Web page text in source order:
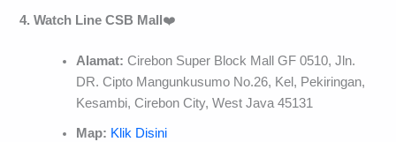
4. Watch Line CSB Mall ❤️
Alamat: Cirebon Super Block Mall GF 0510, Jln.
DR. Cipto Mangunkusumo No.26, Kel, Pekiringan,
Kesambi, Cirebon City, West Java 45131
Map: Klik Disini